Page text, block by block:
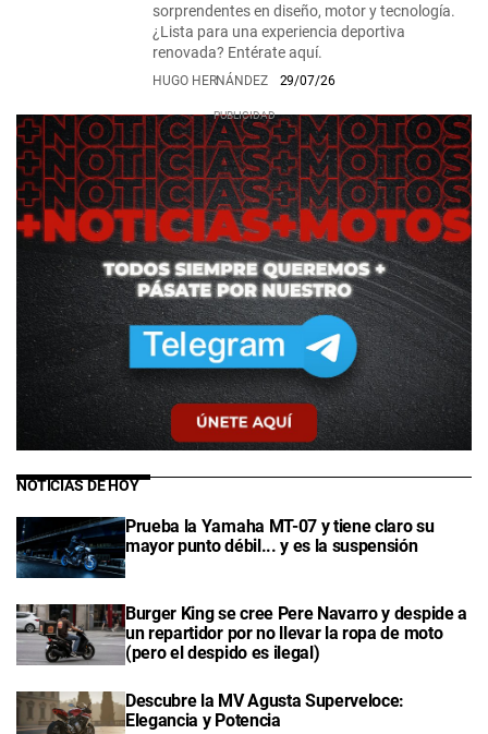
sorprendentes en diseño, motor y tecnología.
¿Lista para una experiencia deportiva
renovada? Entérate aquí.
HUGO HERNÁNDEZ 29/07/26
NOTICIAS DE HOY
Prueba la Yamaha MT-07 y tiene claro su
mayor punto débil... y es la suspensión
Burger King se cree Pere Navarro y despide a
un repartidor por no llevar la ropa de moto
(pero el despido es ilegal)
Descubre la MV Agusta Superveloce:
Elegancia y Potencia